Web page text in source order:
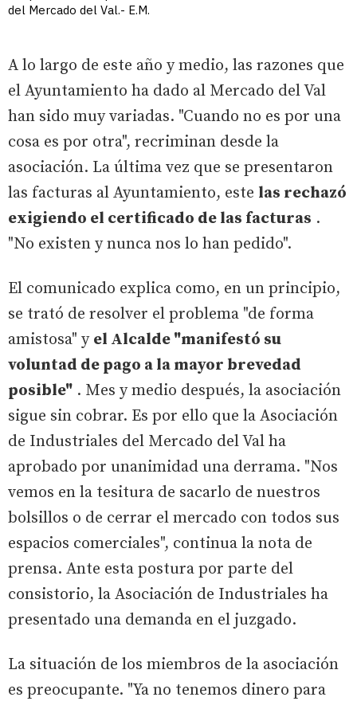
del Mercado del Val.- E.M.
A lo largo de este año y medio, las razones que
el Ayuntamiento ha dado al Mercado del Val
han sido muy variadas. "Cuando no es por una
cosa es por otra", recriminan desde la
asociación. La última vez que se presentaron
las facturas al Ayuntamiento, este las rechazó
exigiendo el certificado de las facturas .
"No existen y nunca nos lo han pedido".
El comunicado explica como, en un principio,
se trató de resolver el problema "de forma
amistosa" y el Alcalde "manifestó su
voluntad de pago a la mayor brevedad
posible" . Mes y medio después, la asociación
sigue sin cobrar. Es por ello que la Asociación
de Industriales del Mercado del Val ha
aprobado por unanimidad una derrama. "Nos
vemos en la tesitura de sacarlo de nuestros
bolsillos o de cerrar el mercado con todos sus
espacios comerciales", continua la nota de
prensa. Ante esta postura por parte del
consistorio, la Asociación de Industriales ha
presentado una demanda en el juzgado.
La situación de los miembros de la asociación
es preocupante. "Ya no tenemos dinero para